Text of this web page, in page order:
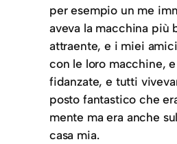
per esempio un me
aveva la macchina più
attraente, e i miei
con le loro macchine,
fidanzate, e tutti
posto fantastico che
mente ma era anche
casa mia.